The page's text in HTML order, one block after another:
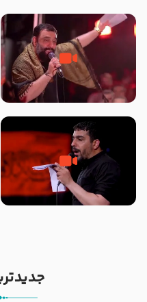
جانا جانا ابی عبدالله – کربلایی جواد
مقدم – شب هشتم محرم 1448 –
تک ، عبّاس، صاحب دل‌هاست –
حاج حنیف طاهری – عزاداری شب